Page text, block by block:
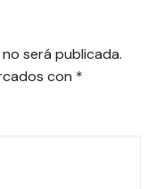
será publicada.
con *